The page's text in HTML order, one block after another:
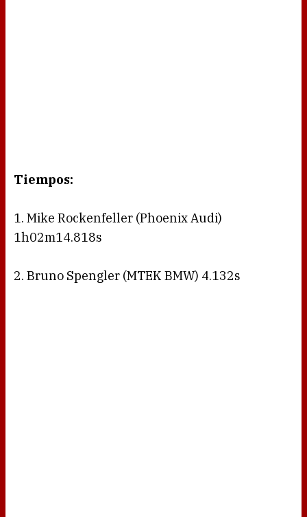
Tiempos:
1. Mike Rockenfeller (Phoenix Audi)
1h02m14.818s
2. Bruno Spengler (MTEK BMW) 4.132s